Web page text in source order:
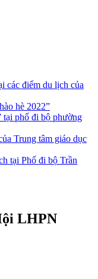
các điểm du lịch của
hè 2022”
tại phố đi bộ phường
Trung tâm giáo dục
tại Phố đi bộ Trần
LHPN